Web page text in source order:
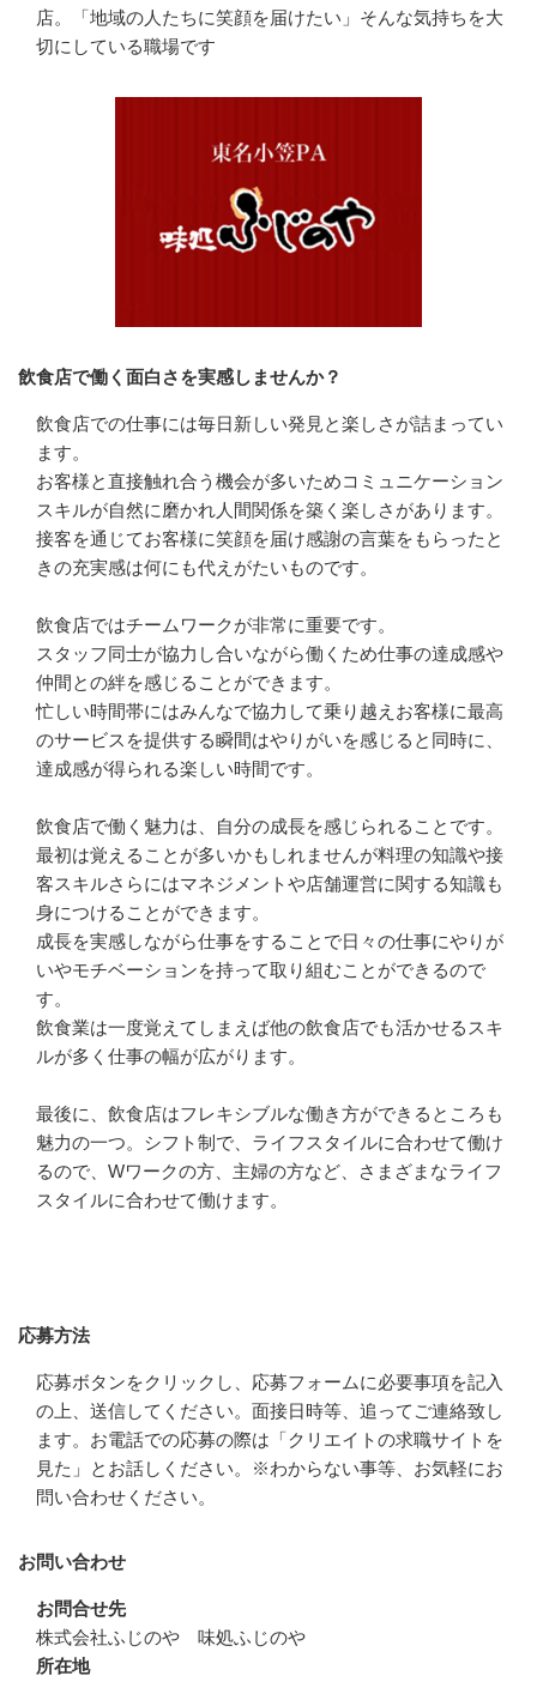
店。「地域の人たちに笑顔を届けたい」そんな気持ちを大
切にしている職場です
飲食店で働く面白さを実感しませんか？
飲食店での仕事には毎日新しい発見と楽しさが詰まってい
ます。
お客様と直接触れ合う機会が多いためコミュニケーション
スキルが自然に磨かれ人間関係を築く楽しさがあります。
接客を通じてお客様に笑顔を届け感謝の言葉をもらったと
きの充実感は何にも代えがたいものです。
飲食店ではチームワークが非常に重要です。
スタッフ同士が協力し合いながら働くため仕事の達成感や
仲間との絆を感じることができます。
忙しい時間帯にはみんなで協力して乗り越えお客様に最高
のサービスを提供する瞬間はやりがいを感じると同時に、
達成感が得られる楽しい時間です。
飲食店で働く魅力は、自分の成長を感じられることです。
最初は覚えることが多いかもしれませんが料理の知識や接
客スキルさらにはマネジメントや店舗運営に関する知識も
身につけることができます。
成長を実感しながら仕事をすることで日々の仕事にやりが
いやモチベーションを持って取り組むことができるので
す。
飲食業は一度覚えてしまえば他の飲食店でも活かせるスキ
ルが多く仕事の幅が広がります。
最後に、飲食店はフレキシブルな働き方ができるところも
魅力の一つ。シフト制で、ライフスタイルに合わせて働け
るので、Wワークの方、主婦の方など、さまざまなライフ
スタイルに合わせて働けます。
応募方法
応募ボタンをクリックし、応募フォームに必要事項を記入
の上、送信してください。面接日時等、追ってご連絡致し
ます。お電話での応募の際は「クリエイトの求職サイトを
見た」とお話しください。※わからない事等、お気軽にお
問い合わせください。
お問い合わせ
お問合せ先
株式会社ふじのや　味処ふじのや
所在地